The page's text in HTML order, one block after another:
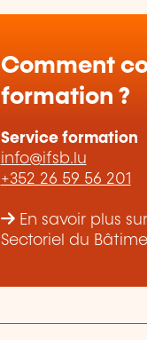
Comment
formation ?
Service formation
info@ifsb.lu
+352 26 59 56 201
En savoir plus
Sectoriel du